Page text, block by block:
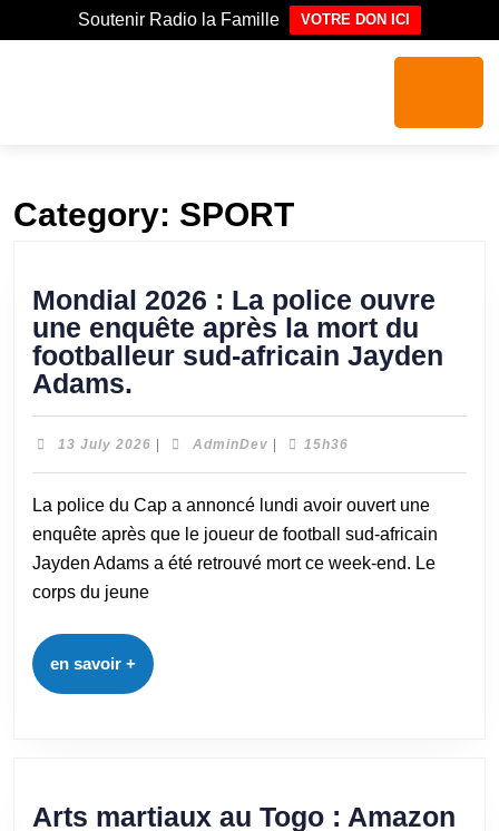
Soutenir Radio la Famille VOTRE DON ICI
Category: SPORT
Mondial 2026 : La police ouvre
une enquête après la mort du
footballeur sud-africain Jayden
Adams.
13 July 2026 AdminDev 15h36
La police du Cap a annoncé lundi avoir ouvert une
enquête après que le joueur de football sud-africain
Jayden Adams a été retrouvé mort ce week-end. Le
corps du jeune
en savoir +
Arts martiaux au Togo : Amazon